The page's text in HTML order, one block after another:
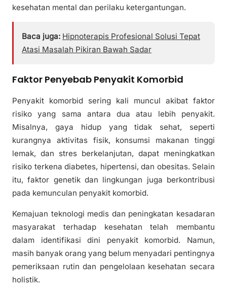
kesehatan mental dan perilaku ketergantungan.
Baca juga: Hipnoterapis Profesional Solusi Tepat
Atasi Masalah Pikiran Bawah Sadar
Faktor Penyebab Penyakit Komorbid
Penyakit komorbid sering kali muncul akibat faktor
risiko yang sama antara dua atau lebih penyakit.
Misalnya, gaya hidup yang tidak sehat, seperti
kurangnya aktivitas fisik, konsumsi makanan tinggi
lemak, dan stres berkelanjutan, dapat meningkatkan
risiko terkena diabetes, hipertensi, dan obesitas. Selain
itu, faktor genetik dan lingkungan juga berkontribusi
pada kemunculan penyakit komorbid.
Kemajuan teknologi medis dan peningkatan kesadaran
masyarakat terhadap kesehatan telah membantu
dalam identifikasi dini penyakit komorbid. Namun,
masih banyak orang yang belum menyadari pentingnya
pemeriksaan rutin dan pengelolaan kesehatan secara
holistik.